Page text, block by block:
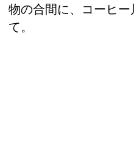
物の合間に、コーヒ
て。